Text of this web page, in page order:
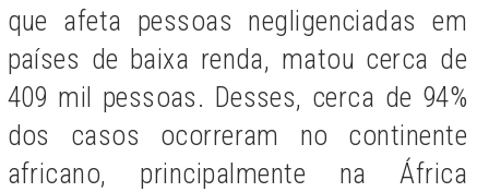
que afeta pessoas negligenciadas em
países de baixa renda, matou cerca de
409 mil pessoas. Desses, cerca de 94%
dos casos ocorreram no continente
africano, principalmente na África